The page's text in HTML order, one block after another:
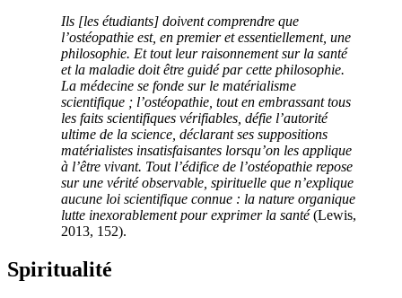
Ils [les étudiants] doivent comprendre que
l’ostéopathie est, en premier et essentiellement, une
philosophie. Et tout leur raisonnement sur la santé
et la maladie doit être guidé par cette philosophie.
La médecine se fonde sur le matérialisme
scientifique ; l’ostéopathie, tout en embrassant tous
les faits scientifiques vérifiables, défie l’autorité
ultime de la science, déclarant ses suppositions
matérialistes insatisfaisantes lorsqu’on les applique
à l’être vivant. Tout l’édifice de l’ostéopathie repose
sur une vérité observable, spirituelle que n’explique
aucune loi scientifique connue : la nature organique
lutte inexorablement pour exprimer la santé(Lewis,
2013, 152).
Spiritualité